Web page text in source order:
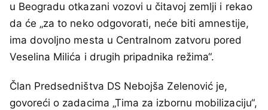
u Beogradu otkazani vozovi u čitavoj zemlji i rekao
da će „za to neko odgovorati, neće biti amnestije,
ima dovoljno mesta u Centralnom zatvoru pored
Veselina Milića i drugih pripadnika režima“.
Član Predsedništva DS Nebojša Zelenović je,
govoreći o zadacima „Tima za izbornu mobilizaciju“,